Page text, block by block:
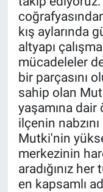
kış aylarında
altyapı
mücadeleler
bir parçasını
sahip olan
yaşamına dair
ilçenin
Mutki'nin
merkezinin
aradığınız
en kapsamlı